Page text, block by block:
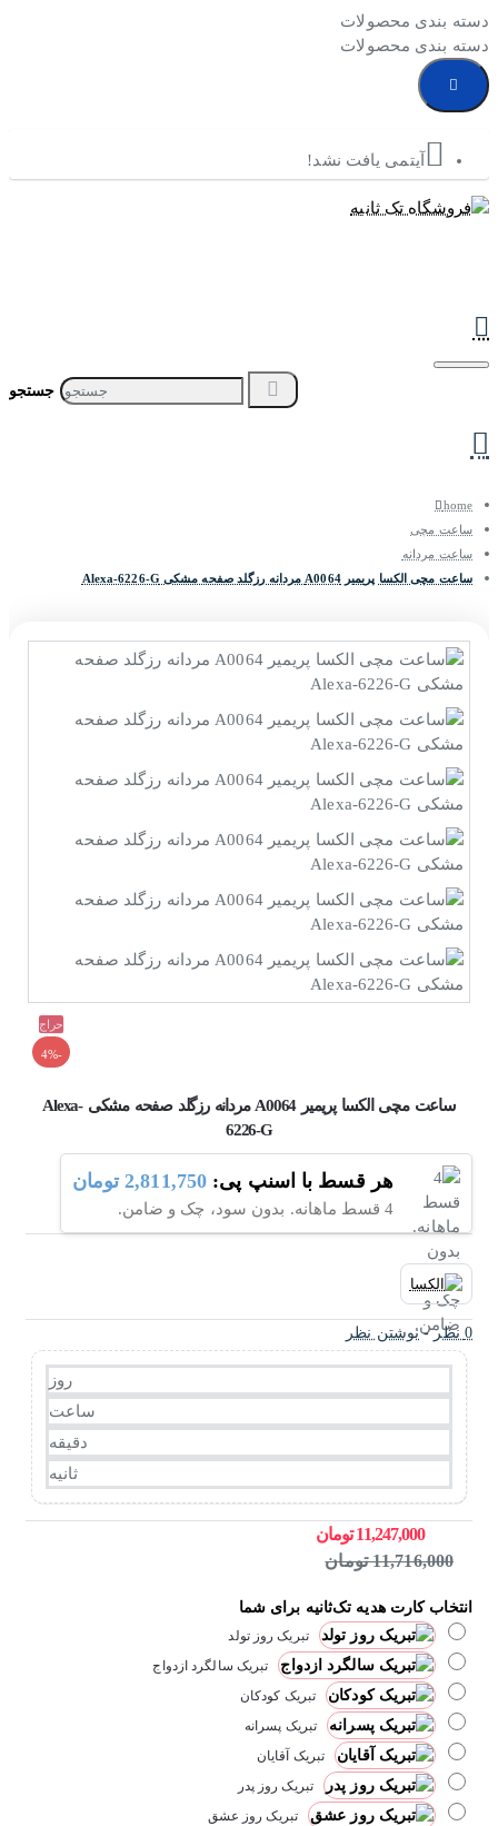
دسته بندی محصولات
دسته بندی محصولات
آیتمی یافت نشد!
home
ساعت مچی
ساعت مردانه
ساعت مچی الکسا پریمیر A0064 مردانه رزگلد صفحه مشکی Alexa-6226-G
حراج
-4%
ساعت مچی الکسا پریمیر A0064 مردانه رزگلد صفحه مشکی Alexa-
6226-G
هر قسط با اسنپ پی: 2,811,750 تومان
4 قسط ماهانه. بدون سود، چک و ضامن.
0 نظر - نوشتن نظر
روز
ساعت
دقیقه
ثانیه
11,247,000 تومان
11,716,000 تومان
انتخاب کارت هدیه تک‌ثانیه برای شما
تبریک روز تولد
تبریک سالگرد ازدواج
تبریک کودکان
تبریک پسرانه
تبریک آقایان
تبریک روز پدر
تبریک روز عشق